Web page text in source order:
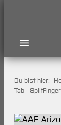
Du bist hier:
Tab - SplitFinger